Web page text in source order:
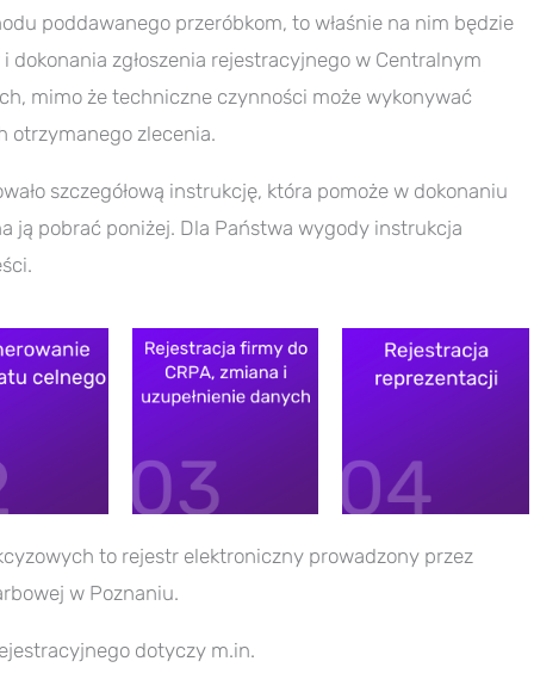
poddawanego przeróbkom, to właśnie na nim będzie
i dokonania zgłoszenia rejestracyjnego w Centralnym
mimo że techniczne czynności może wykonywać
otrzymanego zlecenia.
szczegółową instrukcję, która pomoże w dokonaniu
ją pobrać poniżej. Dla Państwa wygody instrukcja
to rejestr elektroniczny prowadzony przez
w Poznaniu.
dotyczy m.in.